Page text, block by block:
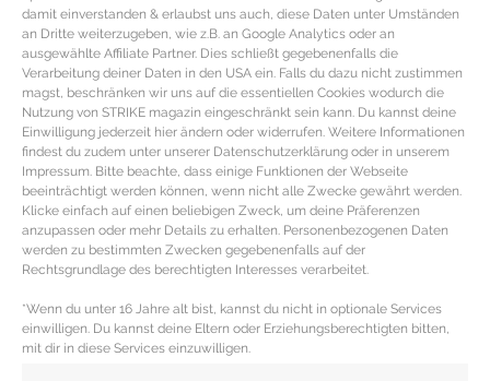
damit einverstanden & erlaubst uns auch, diese Daten unter Umständen
an Dritte weiterzugeben, wie z.B. an Google Analytics oder an
ausgewählte Affiliate Partner. Dies schließt gegebenenfalls die
Verarbeitung deiner Daten in den USA ein. Falls du dazu nicht zustimmen
magst, beschränken wir uns auf die essentiellen Cookies wodurch die
Nutzung von STRIKE magazin eingeschränkt sein kann. Du kannst deine
Einwilligung jederzeit hier ändern oder widerrufen. Weitere Informationen
findest du zudem unter unserer Datenschutzerklärung oder in unserem
Impressum. Bitte beachte, dass einige Funktionen der Webseite
beeinträchtigt werden können, wenn nicht alle Zwecke gewährt werden.
Klicke einfach auf einen beliebigen Zweck, um deine Präferenzen
anzupassen oder mehr Details zu erhalten. Personenbezogenen Daten
werden zu bestimmten Zwecken gegebenenfalls auf der
Rechtsgrundlage des berechtigten Interesses verarbeitet.
*Wenn du unter 16 Jahre alt bist, kannst du nicht in optionale Services
einwilligen. Du kannst deine Eltern oder Erziehungsberechtigten bitten,
mit dir in diese Services einzuwilligen.
Saisonkalender Februar mit dem
Gemüse der Saison
Frisches Gemüse im Saisonkalender Februar Weißkohl
Warenkunde & Verarbeitung WEIßKOHL KAUFBERATER:
Wenn du den Weißkohl mit Außenblättern kaufst, darauf
achten,